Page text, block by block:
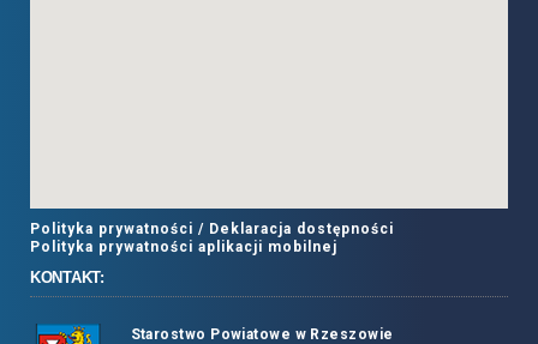
Polityka prywatności / Deklaracja dostępności
Polityka prywatności aplikacji mobilnej
KONTAKT:
Starostwo Powiatowe w Rzeszowie